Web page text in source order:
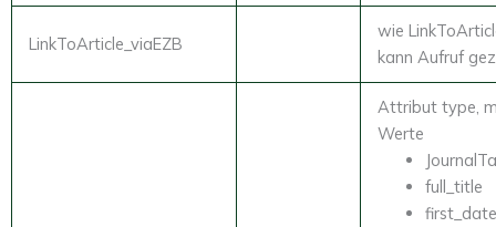
LinkToArticle_viaEZB
wie
kann Aufruf
Attribut type,
Werte
full_title